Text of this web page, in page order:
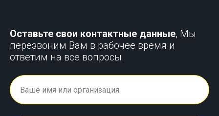
Оставьте свои контактные данные, Мы
перезвоним Вам в рабочее время и
ответим на все вопросы.